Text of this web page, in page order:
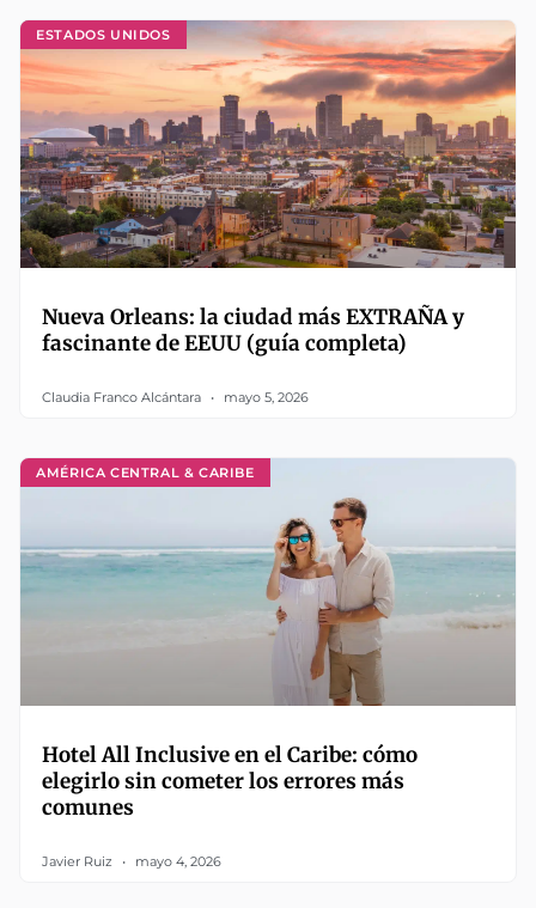
ESTADOS UNIDOS
Nueva Orleans: la ciudad más EXTRAÑA y
fascinante de EEUU (guía completa)
Claudia Franco Alcántara mayo 5, 2026
AMÉRICA CENTRAL & CARIBE
Hotel All Inclusive en el Caribe: cómo
elegirlo sin cometer los errores más
comunes
Javier Ruiz mayo 4, 2026